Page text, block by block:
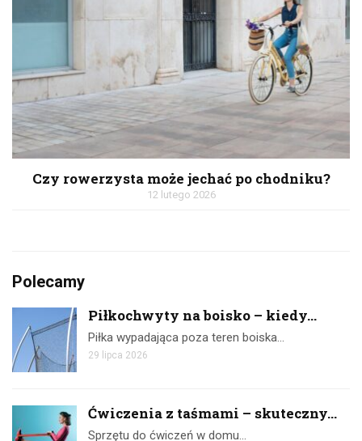
Czy rowerzysta może jechać po chodniku?
12 lutego 2026
Polecamy
Piłkochwyty na boisko – kiedy...
Piłka wypadająca poza teren boiska…
29 lipca 2026
Ćwiczenia z taśmami – skuteczny...
Sprzętu do ćwiczeń w domu…